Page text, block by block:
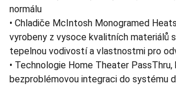
normálu
• Chladiče McIntosh Monogramed
vyrobeny z vysoce kvalitních materiálů
tepelnou vodivostí a vlastnostmi pro
• Technologie Home Theater PassThru,
bezproblémovou integraci do systému